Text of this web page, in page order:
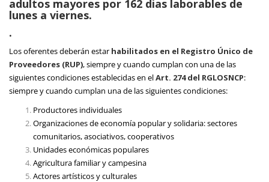
adultos mayores por 162 dias laborables de
lunes a viernes.
.
Los oferentes deberán estar habilitados en el Registro Único de
Proveedores (RUP), siempre y cuando cumplan con una de las
siguientes condiciones establecidas en elArt. 274 del RGLOSNCP:
siempre y cuando cumplan una de las siguientes condiciones:
Productores individuales
Organizaciones de economía popular y solidaria: sectores
comunitarios, asociativos, cooperativos
Unidades económicas populares
Agricultura familiar y campesina
Actores artísticos y culturales